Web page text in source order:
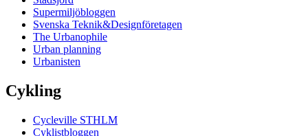
Supermiljöbloggen
Svenska Teknik&Designföretagen
The Urbanophile
Urban planning
Urbanisten
Cykling
Cycleville STHLM
Cyklistbloggen